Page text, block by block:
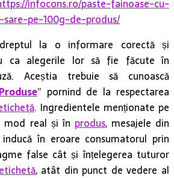
infocons.ro/paste-fainoase-cu-
pe-100g-de-produs/
la o informare corectă și
ca alegerile lor să fie făcute în
Aceștia trebuie să cunoască
” pornind de la respectarea
. Ingredientele menționate pe
mod real și înprodus, mesajele din
în eroare consumatorul prin
false cât și înțelegerea tuturor
, atât din punct de vedere al